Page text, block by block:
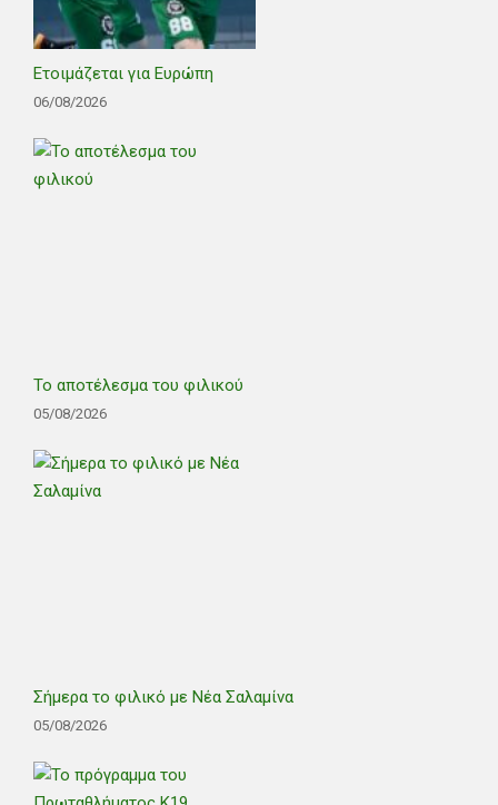
Ετοιμάζεται για Ευρώπη
06/08/2026
Το αποτέλεσμα του φιλικού
05/08/2026
Σήμερα το φιλικό με Νέα Σαλαμίνα
05/08/2026